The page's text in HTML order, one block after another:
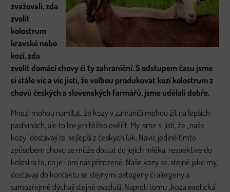
zvažovali, zda
zvolit
kolostrum
kravské nebo
kozí, zda
zvolit domácí chovy či ty zahraniční. S odstupem času jsme
si stále víc a víc jistí, že volbou produkovat kozí kolostrum z
chovů českých a slovenských farmářů, jsme udělali dobře.
Mnozí mohou namítat, že kozy v zahraničí mohou žít na lepších
pastvinách, ale to lze jen těžko ověřit. My jsme si jistí, že „naše
kozy" dostávají to nejlepší z českých luk. Navíc jedině tímto
způsobem chovu se může dostat do jejich mléka, respektive do
kolostra to, co je i pro nás přirozené. Naše kozy se, stejně jako my,
dostávají do kontaktu se stejnými patogeny či alergeny a
samozřejmě dýchají stejné ovzduší. Naproti tomu „koza exotická"